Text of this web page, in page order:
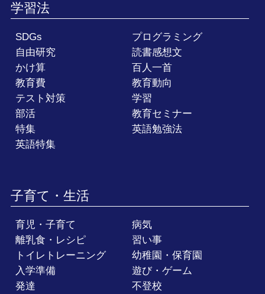
学習法
SDGs
プログラミング
自由研究
読書感想文
かけ算
百人一首
教育費
教育動向
テスト対策
学習
部活
教育セミナー
特集
英語勉強法
英語特集
子育て・生活
育児・子育て
病気
離乳食・レシピ
習い事
トイレトレーニング
幼稚園・保育園
入学準備
遊び・ゲーム
発達
不登校